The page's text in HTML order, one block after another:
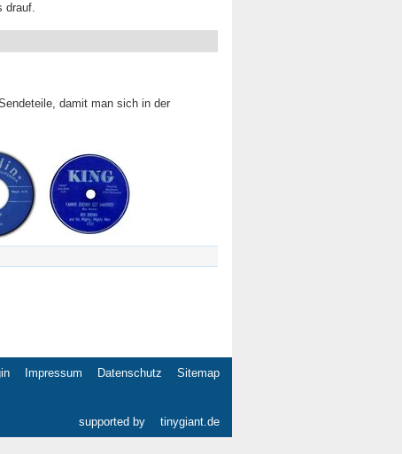
drauf.
damit man sich in der
Impressum Datenschutz Sitemap
supported by
tinygiant.de